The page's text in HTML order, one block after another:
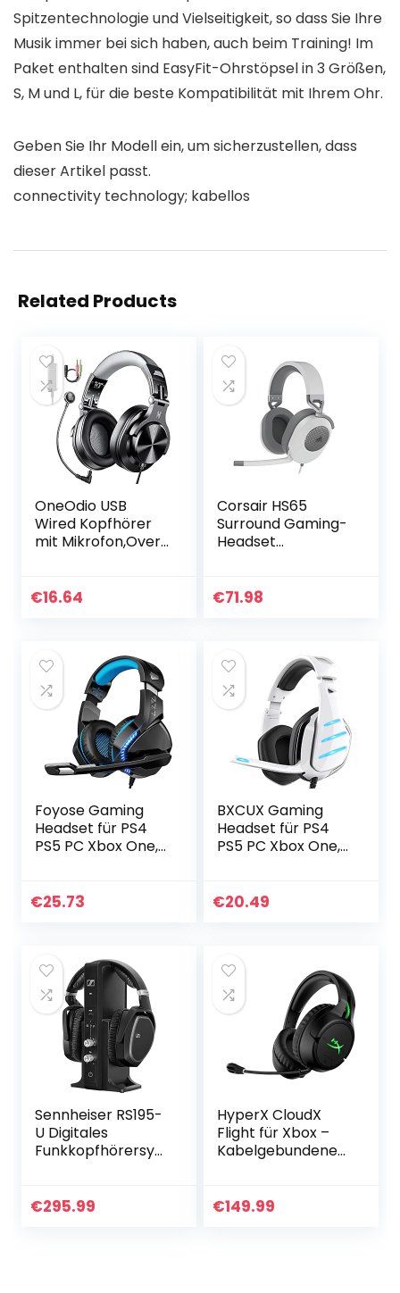
Spitzentechnologie und Vielseitigkeit, so dass Sie Ihre
Musik immer bei sich haben, auch beim Training! Im
Paket enthalten sind EasyFit-Ohrstöpsel in 3 Größen,
S, M und L, für die beste Kompatibilität mit Ihrem Ohr.
Geben Sie Ihr Modell ein, um sicherzustellen, dass
dieser Artikel passt.
connectivity technology; kabellos
Related Products
OneOdio USB
Wired Kopfhörer
mit Mikrofon,Over-
with Volume
€16.64
Corsair HS65
Surround Gaming-
Headset
Memory-
auf…
€71.98
Foyose Gaming
Headset für PS4
PS5 PC Xbox One,
Cancelling, 3D
€25.73
BXCUX Gaming
Headset für PS4
PS5 PC Xbox One,
Bass Sound
€20.49
Sennheiser RS195-
U Digitales
Funkkopfhörersyst
€295.99
HyperX CloudX
Flight für Xbox –
Kabelgebundenes
€149.99